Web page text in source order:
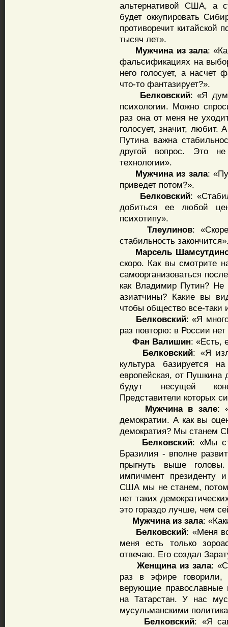
альтернативой США, а
будет оккупировать
противоречит китайской
тысяч лет».
Мужчина иззала:
фальсификациях на
него голосует, а насчет
что-то фантазирует?».
Белковский: «Я
психологии. Можно
раз она от меня не
голосует, значит, любит.
Путина важна
другой вопрос. Это
технологии».
Мужчина из зала:
приведет потом?».
Белковский:
добиться ее любой
психотипу».
Тлеулинов:
стабильность
Марсель
скоро. Как вы смотрите
самоорганизоваться
как Владимир Путин? Не
азиатчины? Какие вы
чтобы общество все-таки
Белковский: «Я
раз повторю: в России
Фан Валишин: «Есть,
Белковский: «Я
культура базируется
европейская, от
будут несущей
Представители которых
Мужчина в зале:
демократии. А как вы
демократия? Мы станем
Белковский: «Мы
Бразилия - вполне
прыгнуть выше
импичмент президенту
США мы не станем,
нет таких
это гораздо лучше, чем
Мужчина из зала:
Белковский: «Меня
меня есть только
отвечаю. Его создал
Женщина из зала:
раз в эфире говорили,
верующие православные
на Татарстан. У нас
мусульманскими
Белковский: «Я